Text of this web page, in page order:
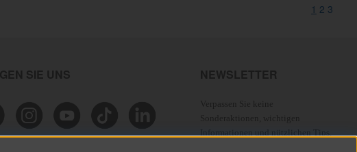
1 2 3
Informationen und nützlichen Tips.